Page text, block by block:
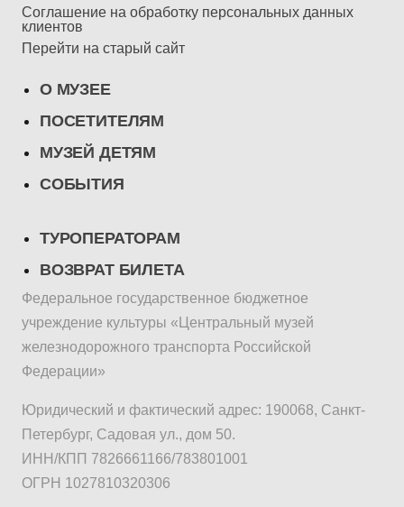
Соглашение на обработку персональных данных
клиентов
Перейти на старый сайт
О МУЗЕЕ
ПОСЕТИТЕЛЯМ
МУЗЕЙ ДЕТЯМ
СОБЫТИЯ
ТУРОПЕРАТОРАМ
ВОЗВРАТ БИЛЕТА
Федеральное государственное бюджетное
учреждение культуры «Центральный музей
железнодорожного транспорта Российской
Федерации»
Юридический и фактический адрес: 190068, Санкт-
Петербург, Садовая ул., дом 50.
ИНН/КПП 7826661166/783801001
ОГРН 1027810320306